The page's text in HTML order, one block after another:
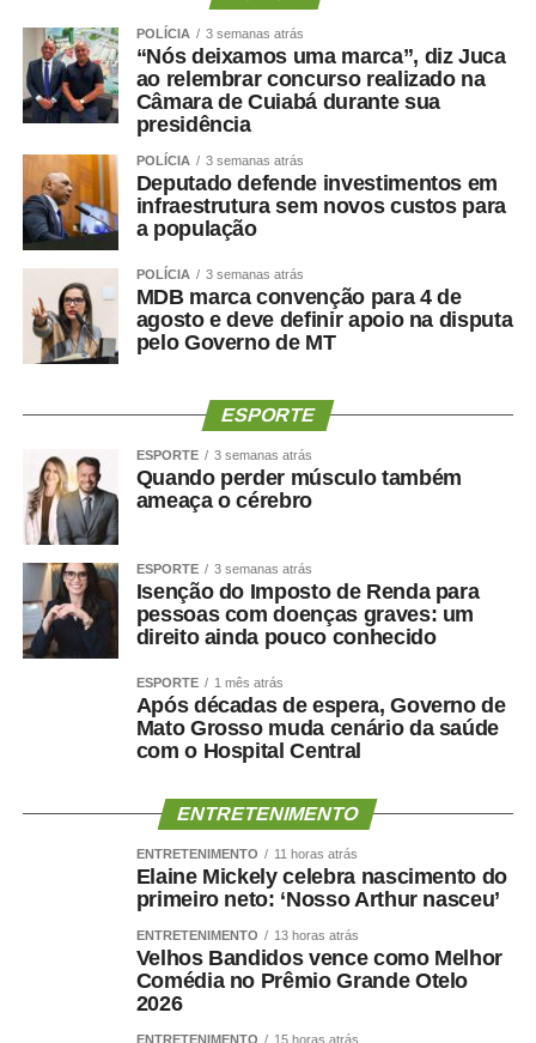
“O protagonismo do HMC é resultado do empenho diário
de equipes multiprofissionais altamente qualificadas e de
uma gestão comprometida com a eficiência e a
humanização da assistência. Além de sermos referência
queimados, temos ampliado a oferta de cirurgias eletivas
e procedimentos especializados, garantindo mais acesso
e qualidade no atendimento prestado aos usuários do
Hospital amplia serviços especializados
Referência estadual em urgência, emergência,
politrauma, traumato-ortopedia e tratamento de
Queimados (CTQ), o HMC funciona em regime de portas
abertas para atendimentos de urgência e emergência.
A unidade dispõe de enfermarias adulta e infantil,
Hospital Dia, centros cirúrgicos, salas de medicação e
decisão médica, seis leitos destinados à saúde mental e
estrutura completa para assistência ambulatorial e
hospitalar.
Nos últimos meses, o hospital também ampliou a oferta
de procedimentos especializados. Entre junho e julho,
iniciou um mutirão de cirurgias de vesícula por
videolaparoscopia, com previsão de 30 procedimentos
para reduzir a fila de espera do Sistema Único de Saúde
cenário nacional. O HMC promoveu um mutirão exclusivo
de cirurgias reparadoras para vítimas de queimaduras
elétricas decorrentes de acidentes de trabalho, tornando-
se a única unidade do país a realizar uma iniciativa
Aproximadamente 20 pacientes foram atendidos durante
Para o diretor técnico do HMC, Dr. Eduardo Andraus, os
indicadores confirmam a capacidade da unidade em
POLÍCIA 3 semanas atrás
“Nós deixamos uma marca”, diz Juca
ao relembrar concurso realizado na
Câmara de Cuiabá durante sua
presidência
POLÍCIA 3 semanas atrás
Deputado defende investimentos em
infraestrutura sem novos custos para
a população
POLÍCIA 3 semanas atrás
MDB marca convenção para 4 de
agosto e deve definir apoio na disputa
pelo Governo de MT
ESPORTE
ESPORTE 3 semanas atrás
Quando perder músculo também
ameaça o cérebro
ESPORTE 3 semanas atrás
Isenção do Imposto de Renda para
pessoas com doenças graves: um
direito ainda pouco conhecido
ESPORTE 1 mês atrás
Após décadas de espera, Governo de
Mato Grosso muda cenário da saúde
com o Hospital Central
ENTRETENIMENTO
ENTRETENIMENTO 11 horas atrás
Elaine Mickely celebra nascimento do
primeiro neto: ‘Nosso Arthur nasceu’
ENTRETENIMENTO 13 horas atrás
Velhos Bandidos vence como Melhor
Comédia no Prêmio Grande Otelo
2026
ENTRETENIMENTO 15 horas atrás